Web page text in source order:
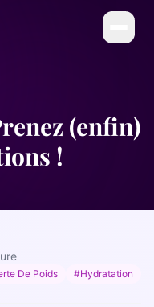
(enfin)
!
De Poids #Hydratation